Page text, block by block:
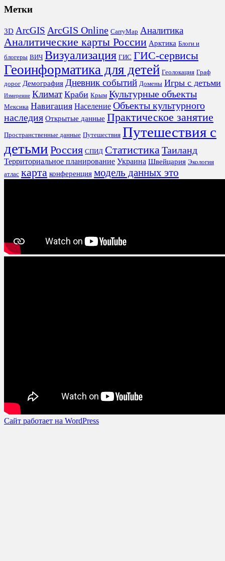
Метки
3D ArcGIS ArcGIS Online CarryMap Аналитика
Аналитические карты России Арктика Блоги и
блогеры ВИЧ Визуализация ГИС ГИС-сервисы
Геоинформатика для детей Геолокация Граф
дорог Демография Дневник событий Домены Игры с детьми
Измерение Климат Краби Крым Культурные объекты
Мексика Навигация Население Объекты культурного
наследия Открытые данные Практическое занятие
Пространственные данные Путешествия Путешествия с
детьми Россия СПИД Статистика Таиланд
Территориальное планирование Украина Швейцария Экология
атлас карта конференция модель данных это
Сайт работает на WordPress